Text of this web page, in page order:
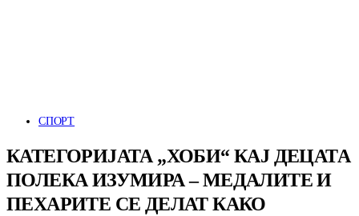
СПОРТ
КАТЕГОРИЈАТА „ХОБИ“ КАЈ ДЕЦАТА
ПОЛЕКА ИЗУМИРА – МЕДАЛИТЕ И
ПЕХАРИТЕ СЕ ДЕЛАТ КАКО